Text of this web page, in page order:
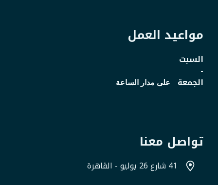
مواعيد العمل
السبت
-
الجمعة على مدار الساعة
تواصل معنا
41 شارع 26 يوليو - القاهرة